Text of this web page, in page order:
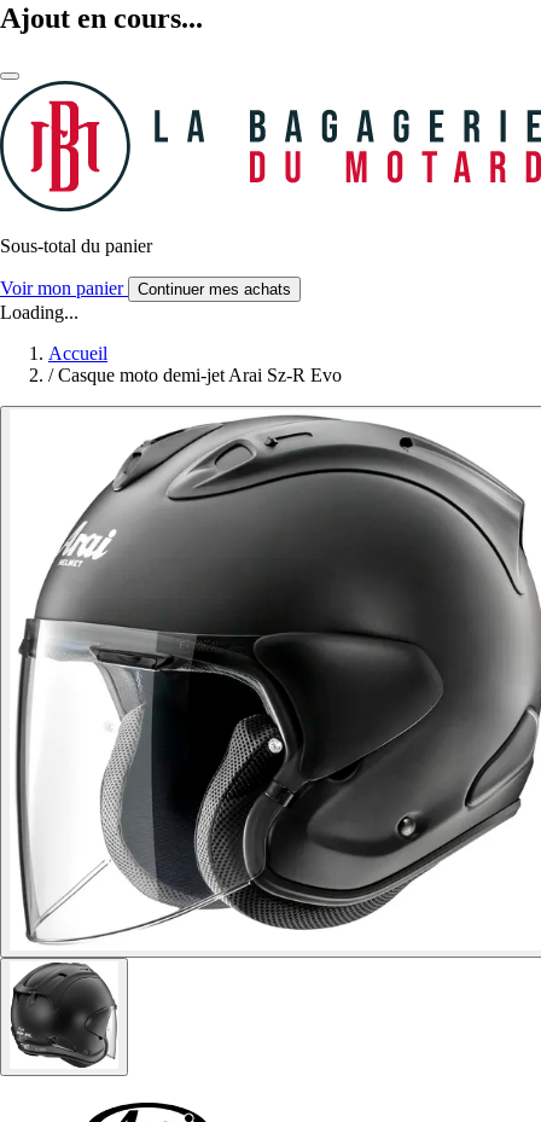
Ajout en cours...
Sous-total du panier
Voir mon panier Continuer mes achats
Loading...
Accueil
/ Casque moto demi-jet Arai Sz-R Evo